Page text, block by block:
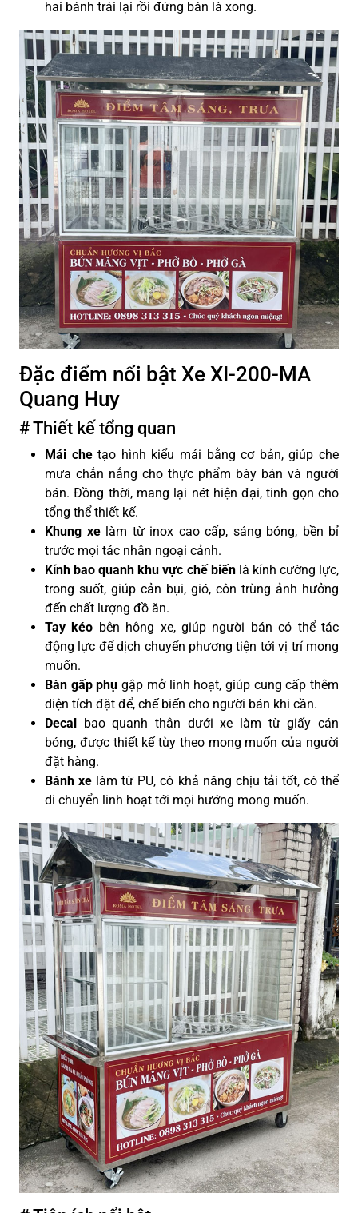
hai bánh trái lại rồi đứng bán là xong.
Đặc điểm nổi bật Xe XI-200-MA
Quang Huy
# Thiết kế tổng quan
Mái chetạo hình kiểu mái bằng cơ bản, giúp che
mưa chắn nắng cho thực phẩm bày bán và người
bán. Đồng thời, mang lại nét hiện đại, tinh gọn cho
tổng thể thiết kế.
Khung xelàm từ inox cao cấp, sáng bóng, bền bỉ
trước mọi tác nhân ngoại cảnh.
Kính bao quanh khu vực chế biến là kính cường lực,
trong suốt, giúp cản bụi, gió, côn trùng ảnh hưởng
đến chất lượng đồ ăn.
Tay kéo bên hông xe, giúp người bán có thể tác
động lực để dịch chuyển phương tiện tới vị trí mong
muốn.
Bàn gấp phụgập mở linh hoạt, giúp cung cấp thêm
diện tích đặt để, chế biến cho người bán khi cần.
Decal
bao quanh thân dưới xe làm từ giấy cán
bóng, được thiết kế tùy theo mong muốn của người
đặt hàng.
Bánh xe làm từ PU, có khả năng chịu tải tốt, có thể
di chuyển linh hoạt tới mọi hướng mong muốn.